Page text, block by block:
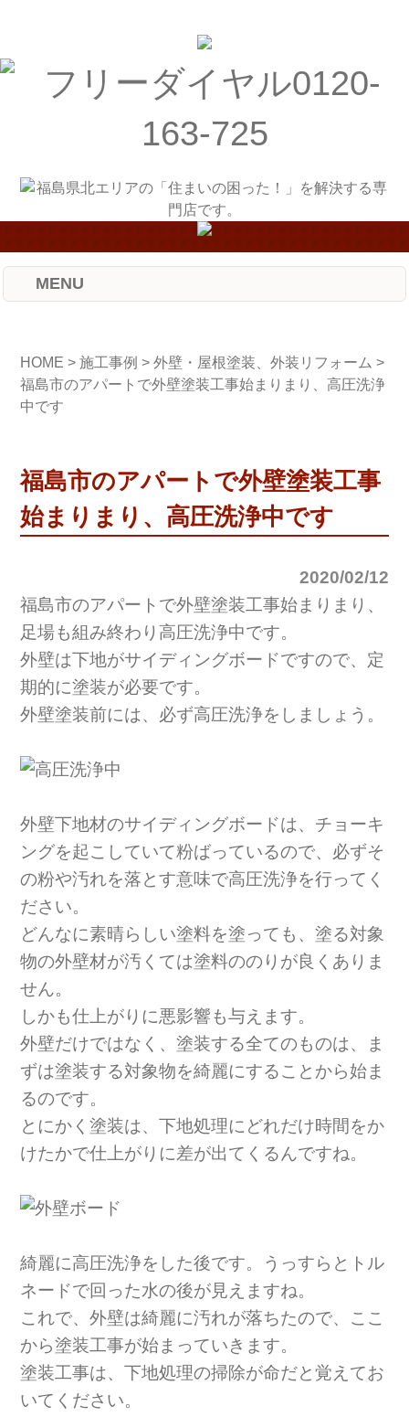
MENU
HOME >施工事例 >外壁・屋根塗装、外装リフォーム >
福島市のアパートで外壁塗装工事始まりまり、高圧洗浄
中です
福島市のアパートで外壁塗装工事
始まりまり、高圧洗浄中です
2020/02/12
福島市のアパートで外壁塗装工事始まりまり、
足場も組み終わり高圧洗浄中です。
外壁は下地がサイディングボードですので、定
期的に塗装が必要です。
外壁塗装前には、必ず高圧洗浄をしましょう。
外壁下地材のサイディングボードは、チョーキ
ングを起こしていて粉ばっているので、必ずそ
の粉や汚れを落とす意味で高圧洗浄を行ってく
ださい。
どんなに素晴らしい塗料を塗っても、塗る対象
物の外壁材が汚くては塗料ののりが良くありま
せん。
しかも仕上がりに悪影響も与えます。
外壁だけではなく、塗装する全てのものは、ま
ずは塗装する対象物を綺麗にすることから始ま
るのです。
とにかく塗装は、下地処理にどれだけ時間をか
けたかで仕上がりに差が出てくるんですね。
綺麗に高圧洗浄をした後です。うっすらとトル
ネードで回った水の後が見えますね。
これで、外壁は綺麗に汚れが落ちたので、ここ
から塗装工事が始まっていきます。
塗装工事は、下地処理の掃除が命だと覚えてお
いてください。